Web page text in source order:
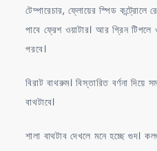
টেম্পারেচার, ফ্লোয়ের স্পিড কন্ট্রোলে
পাবে ফ্রেশ ওয়াটার। আর গ্রিন
পরবে।
বিরাট বাথরুম। বিস্তারিত বর্ণনা দিয়ে
বাথটাবে।
শালা বাথটাব দেখলে মনে হচ্ছে গুদ।